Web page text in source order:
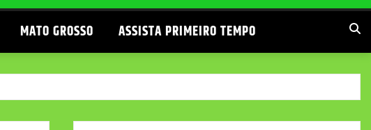
MATO GROSSO ASSISTA PRIMEIRO TEMPO